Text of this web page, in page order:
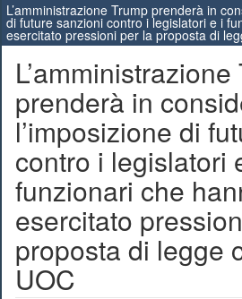
L’amministrazione Trump prenderà in
di future sanzioni contro i legislatori e i
esercitato pressioni per la proposta di
L’amministrazione
prenderà in
l’imposizione di
contro i legislatori
funzionari che
esercitato
proposta di legge
UOC